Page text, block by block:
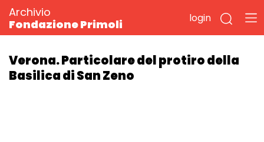
Archivio
Fondazione Primoli
login
Verona. Particolare del protiro della
Basilica di San Zeno